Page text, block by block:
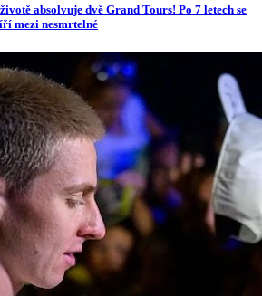
absolvuje dvě Grand Tours! Po 7 letech se
mezi nesmrtelné